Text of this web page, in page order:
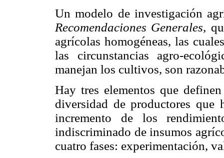
Un modelo de investigación
Recomendaciones Generales,
agrícolas homogéneas, las
las circunstancias agro-
manejan los cultivos, son
Hay tres elementos que
diversidad de productores
incremento de los
indiscriminado de insumos
cuatro fases: experimentación,